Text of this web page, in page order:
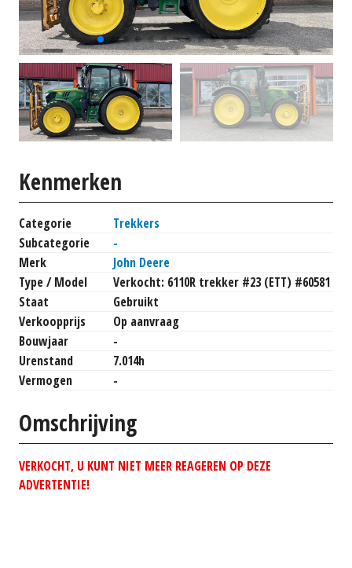
Kenmerken
Categorie
Trekkers
Subcategorie
-
Merk
John Deere
Type / Model
Verkocht: 6110R trekker #23 (ETT) #60581
Staat
Gebruikt
Verkoopprijs
Op aanvraag
Bouwjaar
-
Urenstand
7.014h
Vermogen
-
Omschrijving
VERKOCHT, U KUNT NIET MEER REAGEREN OP DEZE
ADVERTENTIE!